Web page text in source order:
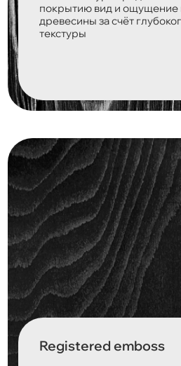
покрытию вид и ощущение
древесины за счёт
текстуры
Registered emboss